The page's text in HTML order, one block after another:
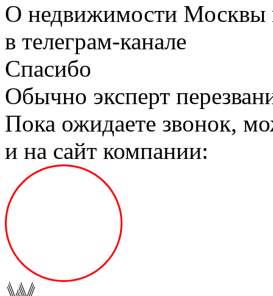
О недвижимости Москвы
в телеграм‑канале
Спасибо
Обычно эксперт
Пока ожидаете звонок,
и на сайт компании: